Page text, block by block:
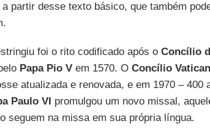
partir desse texto básico, que também
foi o rito codificado após o Concílio
Papa Pio Vem 1570. O Concílio
atualizada e renovada, e em 1970 – 400
Paulo VI promulgou um novo missal,
seguem na missa em sua própria língua.